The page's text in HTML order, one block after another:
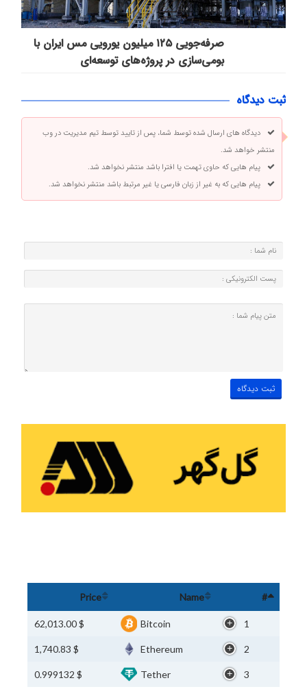
صرفه‌جویی ۱۲۵ میلیون یورویی مس ایران با
بومی‌سازی در پروژه‌های توسعه‌ای
ثبت دیدگاه
دیدگاه های ارسال شده توسط شما، پس از تایید توسط تیم مدیریت در وب
منتشر خواهد شد.
پیام هایی که حاوی تهمت یا افترا باشد منتشر نخواهد شد.
پیام هایی که به غیر از زبان فارسی یا غیر مرتبط باشد منتشر نخواهد شد.
#
Name
Price
1
Bitcoin
$ 62,013.00
2
Ethereum
$ 1,740.83
3
Tether
$ 0.999132